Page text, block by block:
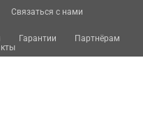
Связаться с нами
Гарантии
Партнёрам